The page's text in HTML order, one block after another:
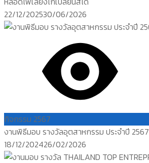
Posted
on
22/12/202530/06/2026
กิจกรรม 2567
งานพิธีมอบ รางวัลอุตสาหกรรม ประจำปี 2567
Posted
on
18/12/202426/02/2026